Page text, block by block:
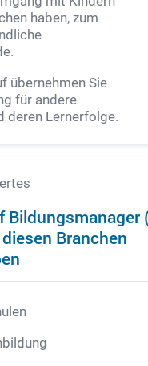
haben, zum
übernehmen Sie
für andere
deren Lernerfolge.
Branchen